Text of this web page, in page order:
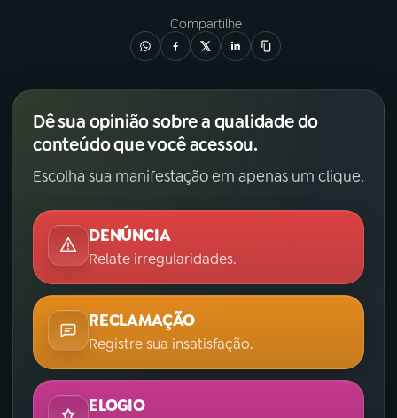
Compartilhe
Dê sua opinião sobre a qualidade do
conteúdo que você acessou.
Escolha sua manifestação em apenas um clique.
DENÚNCIA
Relate irregularidades.
RECLAMAÇÃO
Registre sua insatisfação.
ELOGIO